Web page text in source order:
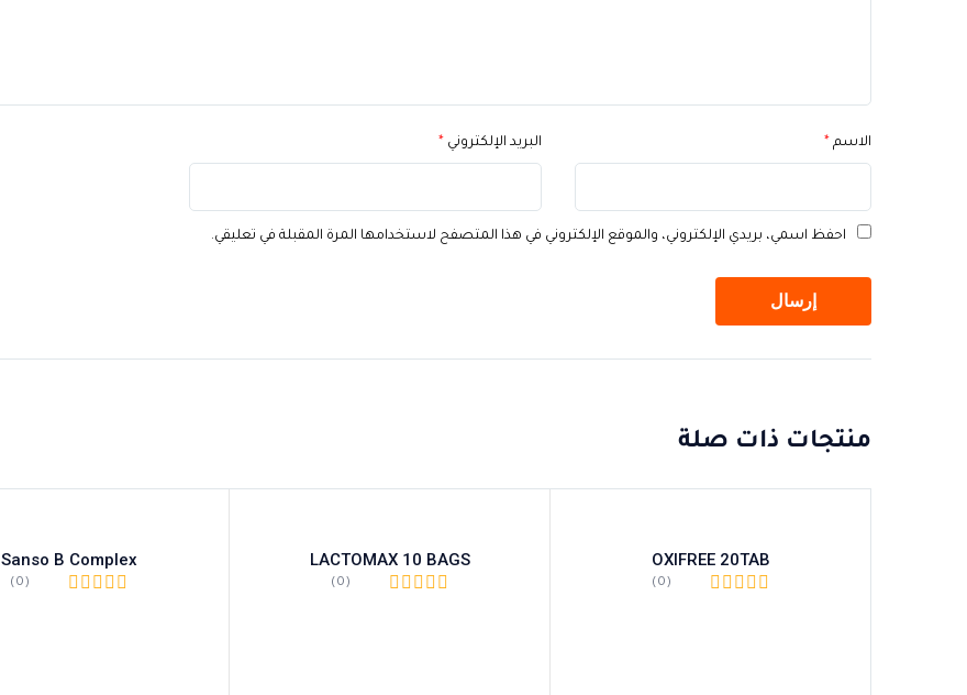
الاسم * البريد الإلكتروني *
احفظ اسمي، بريدي الإلكتروني، والموقع الإلكتروني في هذا المتصفح لاستخدامها المرة المقبلة في تعليقي.
منتجات ذات صلة
OXIFREE 20TAB
(0)
LACTOMAX 10 BAGS
(0)
Sanso B Complex
(0)